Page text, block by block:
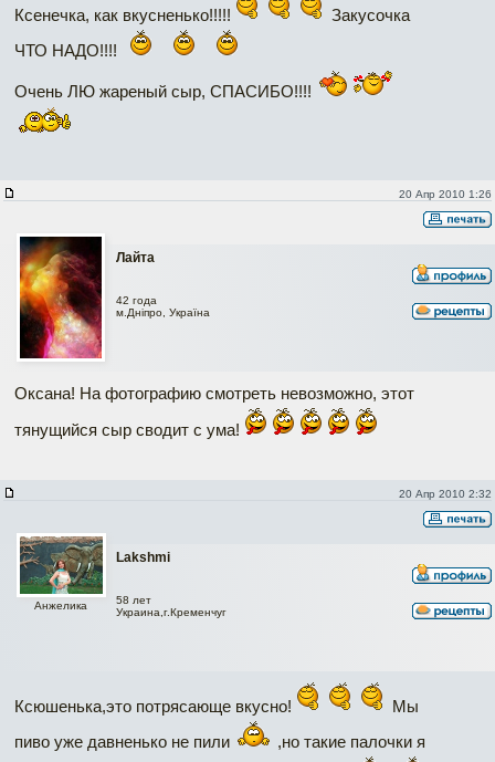
Ксенечка, как вкусненько!!!!!
Закусочка
ЧТО НАДО!!!!
Очень ЛЮ жареный сыр, СПАСИБО!!!!
20 Апр 2010 1:26
Лайта
42 года
м.Дніпро, Україна
Оксана! На фотографию смотреть невозможно, этот
тянущийся сыр сводит с ума!
20 Апр 2010 2:32
Lakshmi
Анжелика
58 лет
Украина,г.Кременчуг
Ксюшенька,это потрясающе вкусно!
Мы
пиво уже давненько не пили
,но такие палочки я